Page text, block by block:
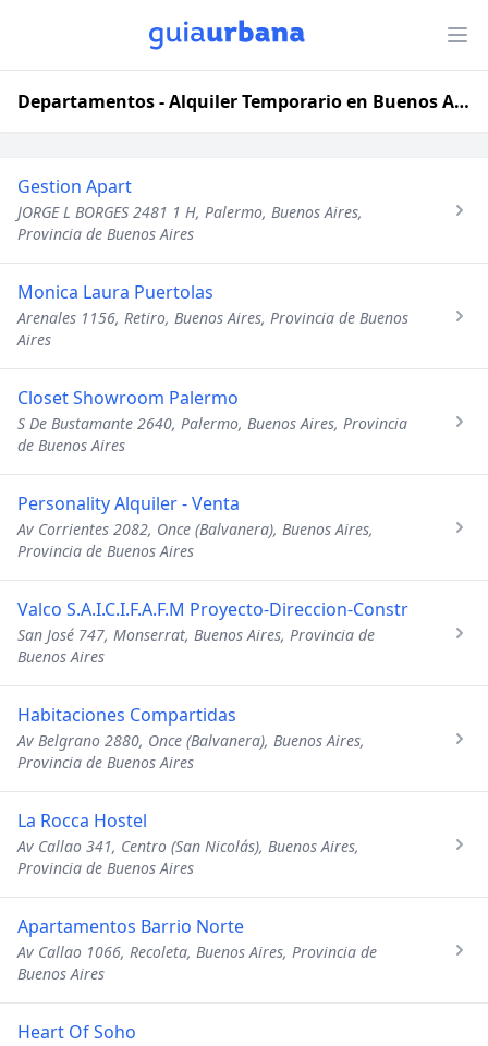
Departamentos - Alquiler Temporario en Buenos Aires, Provincia de Buenos Aires
Gestion Apart
JORGE L BORGES 2481 1 H, Palermo, Buenos Aires,
Provincia de Buenos Aires
Monica Laura Puertolas
Arenales 1156, Retiro, Buenos Aires, Provincia de Buenos
Aires
Closet Showroom Palermo
S De Bustamante 2640, Palermo, Buenos Aires, Provincia
de Buenos Aires
Personality Alquiler - Venta
Av Corrientes 2082, Once (Balvanera), Buenos Aires,
Provincia de Buenos Aires
Valco S.A.I.C.I.F.A.F.M Proyecto-Direccion-Constr
San José 747, Monserrat, Buenos Aires, Provincia de
Buenos Aires
Habitaciones Compartidas
Av Belgrano 2880, Once (Balvanera), Buenos Aires,
Provincia de Buenos Aires
La Rocca Hostel
Av Callao 341, Centro (San Nicolás), Buenos Aires,
Provincia de Buenos Aires
Apartamentos Barrio Norte
Av Callao 1066, Recoleta, Buenos Aires, Provincia de
Buenos Aires
Heart Of Soho